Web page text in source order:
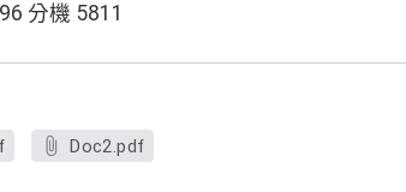
分機 5811
Doc2.pdf